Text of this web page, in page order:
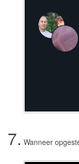
7. Wanneer